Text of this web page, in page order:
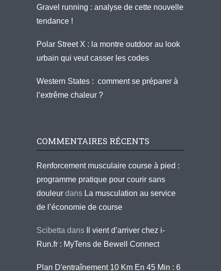
Gravel running : analyse de cette nouvelle
tendance !
Polar Street X : la montre outdoor au look
urbain qui veut casser les codes
Western States : comment se préparer à
l’extrême chaleur ?
COMMENTAIRES RÉCENTS
Renforcement musculaire course à pied :
programme pratique pour courir sans
douleur dans La musculation au service
de l’économie de course
Scibetta dans
Il vient d’arriver chez i-
Run.fr : MyTens de Bewell Connect
Plan D'entraînement 10 Km En 45 Min : 6